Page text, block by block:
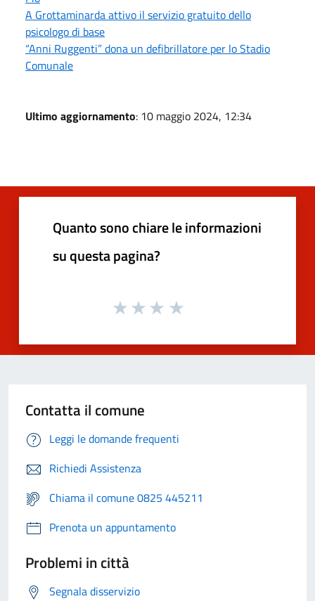
A Grottaminarda attivo il servizio gratuito dello
psicologo di base
“Anni Ruggenti” dona un defibrillatore per lo Stadio
Comunale
Ultimo aggiornamento: 10 maggio 2024, 12:34
Quanto sono chiare le informazioni
su questa pagina?
Contatta il comune
Leggi le domande frequenti
Richiedi Assistenza
Chiama il comune 0825 445211
Prenota un appuntamento
Problemi in città
Segnala disservizio